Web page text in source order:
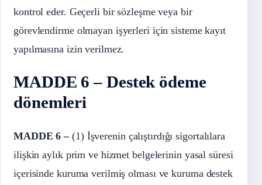
kontrol eder. Geçerli bir sözleşme veya bir
görevlendirme olmayan işyerleri için sisteme kayıt
yapılmasına izin verilmez.
MADDE 6 – Destek ödeme
dönemleri
MADDE 6 – (1) İşverenin çalıştırdığı sigortalılara
ilişkin aylık prim ve hizmet belgelerinin yasal süresi
içerisinde kuruma verilmiş olması ve kuruma destek